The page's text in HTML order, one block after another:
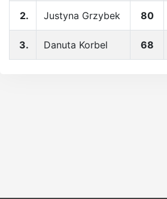
2. Justyna Grzybek 80
3. Danuta Korbel 68